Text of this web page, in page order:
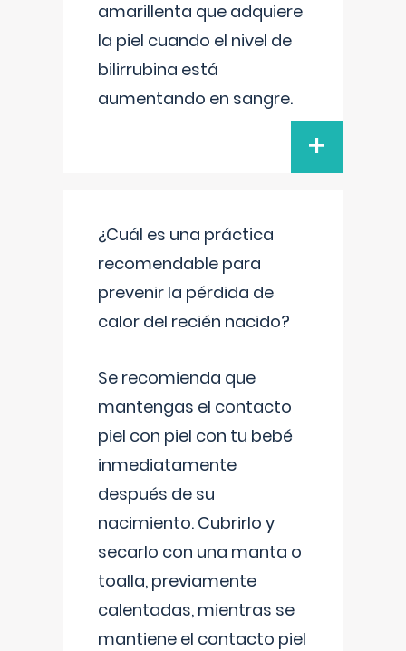
amarillenta que adquiere
la piel cuando el nivel de
bilirrubina está
aumentando en sangre.
+
¿Cuál es una práctica
recomendable para
prevenir la pérdida de
calor del recién nacido?
Se recomienda que
mantengas el contacto
piel con piel con tu bebé
inmediatamente
después de su
nacimiento. Cubrirlo y
secarlo con una manta o
toalla, previamente
calentadas, mientras se
mantiene el contacto piel